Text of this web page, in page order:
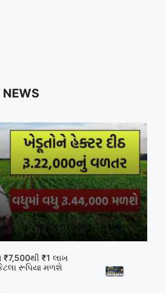
NEWS
ગુજરાતના ખેડૂતોને હેક્ટર દીઠ
વધુ રૂ.44,000 મળશે
₹7,500થી ₹1 લાખ
રૂપિયા મળશે